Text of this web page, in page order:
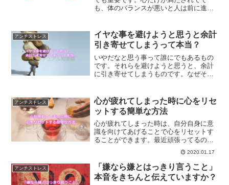
も、体のバランスが悪いと人は前に進む
るようになるのです。
アンチストレス
イヤな事を避けようと思うと余計
引き寄せてしまうって本当？
いやだなと思う事って誰にでもあるもの
です。それらを避けようと思うと、余計
に引き寄せてしまうものです。なぜそう
当の方法についてご紹介します。
アンチストレス
心が疲れてしまった時に心をリセ
ットする簡単な方法
心が疲れてしまった時は、自分自身に意
識を向けてあげることで心をリセットす
ることができます。最近頑張ってるのに
うまくいかない、心が疲れてしまったと
いう方は、心をリセットしてみません
か？
2020.01.17
アンチストレス
「嫌なら嫌とはっきり言うこと」
本音をきちんと伝えていますか？